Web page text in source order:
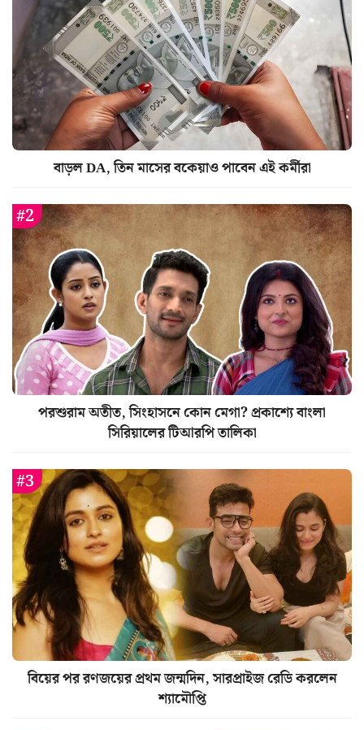
বাড়ল DA, তিন মাসের বকেয়াও পাবেন এই কর্মীরা
পরশুরাম অতীত, সিংহাসনে কোন মেগা? প্রকাশ্যে বাংলা
সিরিয়ালের টিআরপি তালিকা
বিয়ের পর রণজয়ের প্রথম জন্মদিন, সারপ্রাইজ রেডি করলেন
শ্যামৌপ্তি